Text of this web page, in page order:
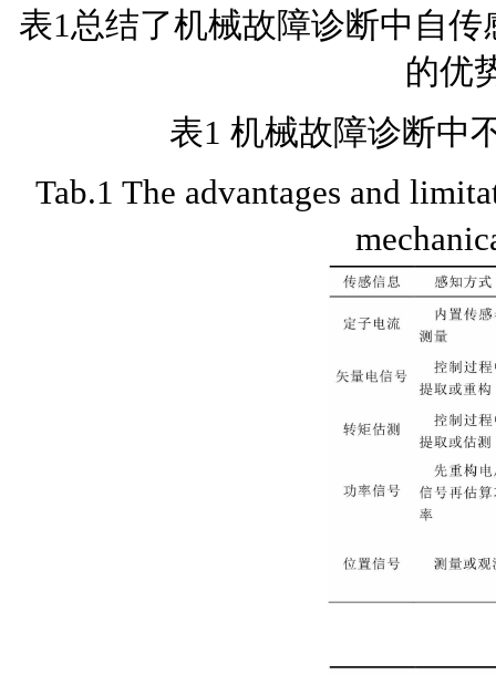
表1总结了机械故障诊断中自
的优
表1 机械故障诊断中
Tab.1 The advantages and